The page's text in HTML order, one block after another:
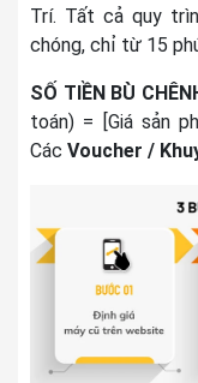
Trí. Tất cả quy
chóng, chỉ từ 15
SỐ TIỀN BÙ
toán) = [Giá sản
Các Voucher /